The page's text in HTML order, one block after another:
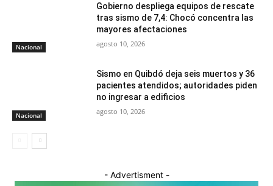
Nacional
Gobierno despliega equipos de rescate
tras sismo de 7,4: Chocó concentra las
mayores afectaciones
agosto 10, 2026
Nacional
Sismo en Quibdó deja seis muertos y 36
pacientes atendidos; autoridades piden
no ingresar a edificios
agosto 10, 2026
- Advertisment -